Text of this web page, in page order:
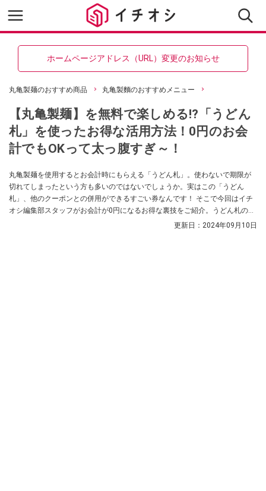
ホームページアドレス（URL）変更のお知らせ
丸亀製麺のおすすめ商品 丸亀製麵のおすすめメニュー
【丸亀製麺】を無料で楽しめる!?「うどん
札」を使ったお得な活用方法！0円のお会
計でもOKって太っ腹すぎ～！
丸亀製麺を使用するとお会計時にもらえる「うどん札」。使わないで期限が
切れてしまったという方も多いのではないでしょうか。実はこの「うどん
札」、他のクーポンとの併用ができるすごい券なんです！ そこで今回はイチ
オシ編集部スタッフがお会計が0円になるお得な裏技をご紹介。うどん札の活
用方法やお得な食べ方をを知りたいという方はぜひ参考にしてみてください
更新日： 2024年09月10日